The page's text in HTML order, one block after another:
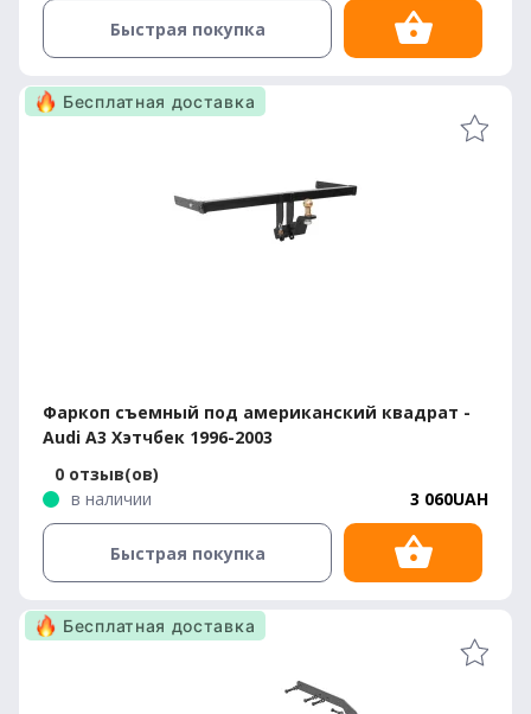
Быстрая покупка
Фаркоп съемный под американский квадрат -
Audi A3 Хэтчбек 1996-2003
0 отзыв(ов)
в наличии
3 060UAH
Бесплатная доставка
Быстрая покупка
Бесплатная доставка